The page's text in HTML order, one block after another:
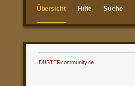
Übersicht Hilfe Suche
DUSTERcommunity.de